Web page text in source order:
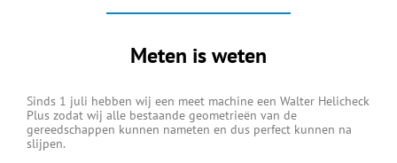
Meten is weten
Sinds 1 juli hebben wij een meet machine een Walter Helicheck
Plus zodat wij alle bestaande geometrieën van de
gereedschappen kunnen nameten en dus perfect kunnen na
slijpen.